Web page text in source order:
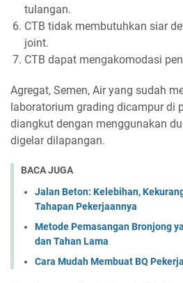
tulangan.
CTB tidak membutuhkan siar
joint.
CTB dapat mengakomodasi
Agregat, Semen, Air yang sudah
laboratorium grading dicampur di
diangkut dengan menggunakan
digelar dilapangan.
BACA JUGA
Jalan Beton: Kelebihan,
Tahapan Pekerjaannya
Metode Pemasangan Bronjong
dan Tahan Lama
Cara Mudah Membuat BQ